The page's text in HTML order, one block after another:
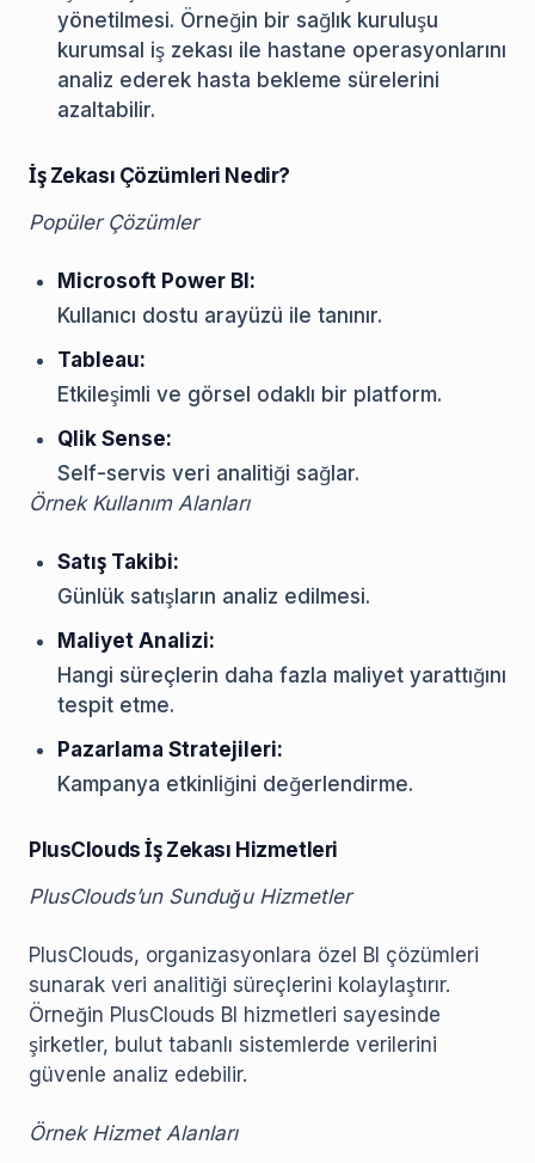
yönetilmesi. Örneğin bir sağlık kuruluşu
kurumsal iş zekası ile hastane operasyonlarını
analiz ederek hasta bekleme sürelerini
azaltabilir.
İş Zekası Çözümleri Nedir?
Popüler Çözümler
Microsoft Power BI:
Kullanıcı dostu arayüzü ile tanınır.
Tableau:
Etkileşimli ve görsel odaklı bir platform.
Qlik Sense:
Self-servis veri analitiği sağlar.
Örnek Kullanım Alanları
Satış Takibi:
Günlük satışların analiz edilmesi.
Maliyet Analizi:
Hangi süreçlerin daha fazla maliyet yarattığını
tespit etme.
Pazarlama Stratejileri:
Kampanya etkinliğini değerlendirme.
PlusClouds İş Zekası Hizmetleri
PlusClouds’un Sunduğu Hizmetler
PlusClouds, organizasyonlara özel BI çözümleri
sunarak veri analitiği süreçlerini kolaylaştırır.
Örneğin PlusClouds BI hizmetleri sayesinde
şirketler, bulut tabanlı sistemlerde verilerini
güvenle analiz edebilir.
Örnek Hizmet Alanları